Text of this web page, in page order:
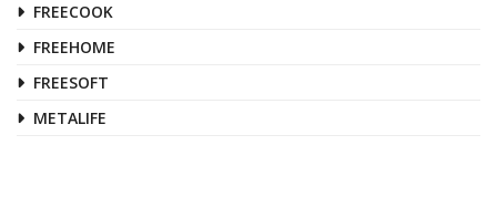
FREECOOK
FREEHOME
FREESOFT
METALIFE